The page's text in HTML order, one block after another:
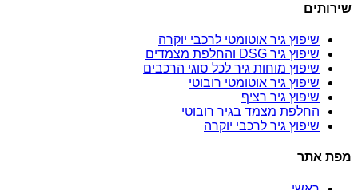
שירותים
שיפוץ גיר אוטומטי לרכבי יוקרה
שיפוץ גיר DSG והחלפת מצמדים
שיפוץ מוחות גיר לכל סוגי הרכבים
שיפוץ גיר אוטומטי רובוטי
שיפוץ גיר רציף
החלפת מצמד בגיר רובוטי
שיפוץ גיר לרכבי יוקרה
מפת אתר